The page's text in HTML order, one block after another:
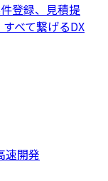
登録、見積提
べて繋げるDX
速開発